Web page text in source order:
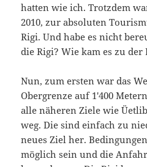
hatten wie ich. Trotzdem
2010, zur absoluten
Rigi. Und habe es nicht
die Rigi? Wie kam es zu der
Nun, zum ersten war das
Obergrenze auf 1′400
alle näheren Ziele wie
weg. Die sind einfach zu
neues Ziel her.
möglich sein und die